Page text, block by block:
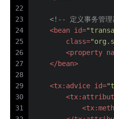
22
23
24
25
26
27
28
29
30
31
<!-- 定义事务管理
<bean id=
class=
<property
</bean>
<tx:advice id=
<
<